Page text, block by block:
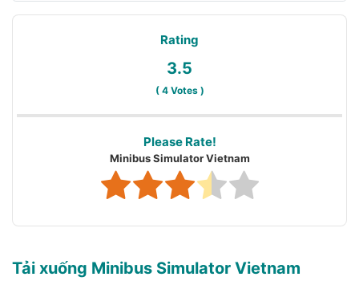
Rating
3.5
( 4Votes )
Please Rate!
Minibus Simulator Vietnam
Tải xuống Minibus Simulator Vietnam